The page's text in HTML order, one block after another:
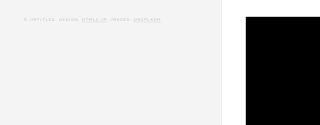
© UNTITLED. DESIGN: HTML5 UP . IMAGES: UNSPLASH